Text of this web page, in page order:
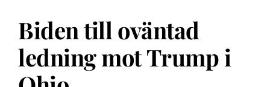
Biden till oväntad
ledning mot Trump i